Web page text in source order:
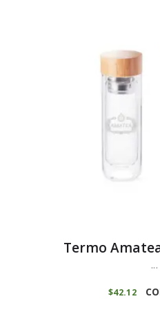
Termo
...
$42 12